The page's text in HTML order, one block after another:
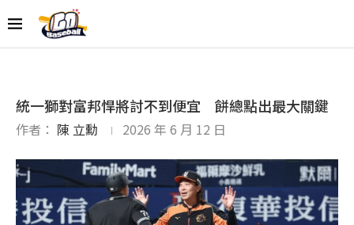
統一獅對富邦悍將討不到便宜 餅總點出最大關鍵
作者： 陳 立勳 2026 年 6 月 12 日